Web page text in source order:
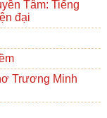
Tâm: Tiếng
đại
Trương Minh